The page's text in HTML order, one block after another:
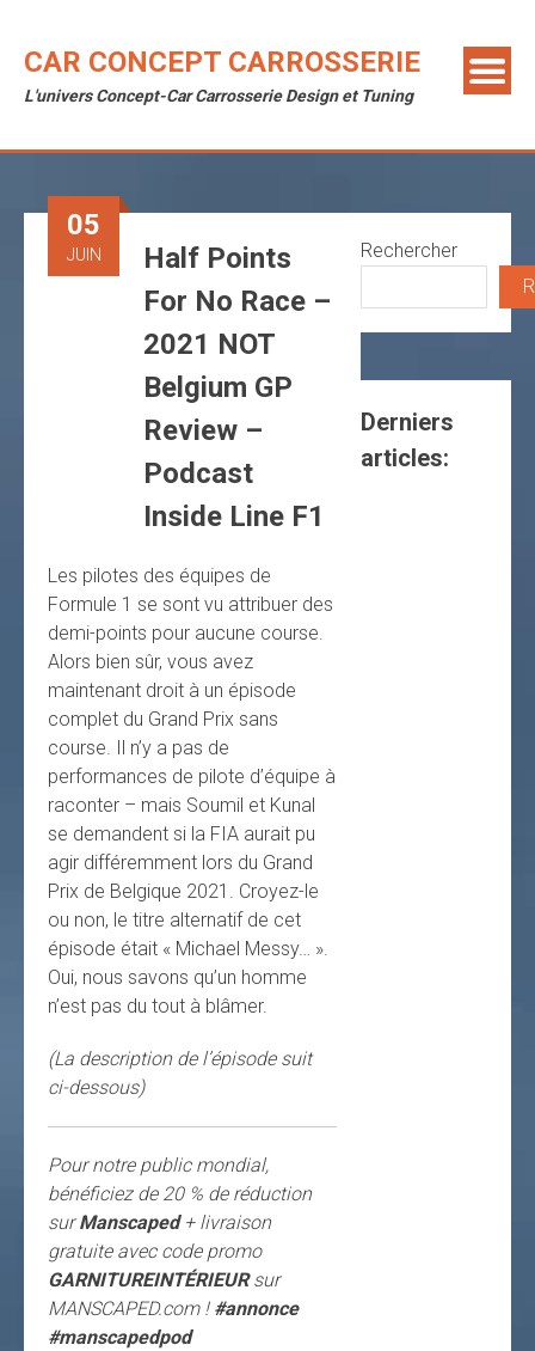
content
CAR CONCEPT CARROSSERIE
L'univers Concept-Car Carrosserie Design et Tuning
05
JUIN
Half Points
For No Race –
2021 NOT
Belgium GP
Review –
Podcast
Inside Line F1
Les pilotes des équipes de
Formule 1 se sont vu attribuer des
demi-points pour aucune course.
Alors bien sûr, vous avez
maintenant droit à un épisode
complet du Grand Prix sans
course. Il n’y a pas de
performances de pilote d’équipe à
raconter – mais Soumil et Kunal
se demandent si la FIA aurait pu
agir différemment lors du Grand
Prix de Belgique 2021. Croyez-le
ou non, le titre alternatif de cet
épisode était « Michael Messy… ».
Oui, nous savons qu’un homme
n’est pas du tout à blâmer.
(La description de l’épisode suit
ci-dessous)
Pour notre public mondial,
bénéficiez de 20 % de réduction
surManscaped+ livraison
gratuite avec code promo
GARNITUREINTÉRIEURsur
MANSCAPED.com ! #annonce
#manscapedpod
Rechercher
Derniers
articles: